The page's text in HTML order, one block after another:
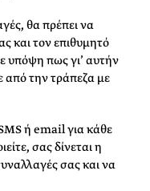
θα πρέπει να
και τον επιθυμητό
υπόψη πως γι’ αυτήν
από την τράπεζα με
ή email για κάθε
σας δίνεται η
σας και να